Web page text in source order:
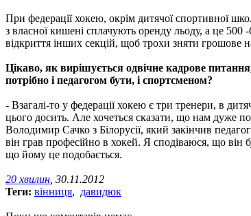
При федерації хокею, окрім дитячої спортивної
з власної кишені сплачують оренду льоду, а це
відкриття інших секцій, щоб трохи зняти грошове
Цікаво, як вирішується одвічне кадрове
потрібно і педагогом бути, і спортсменом?
- Взагалі-то у федерації хокею є три тренери, в
цього досить. Але хочеться сказати, що нам дуже
Володимир Сачко з Білорусії, який закінчив
він грав професійно в хокей. Я сподіваюся, що він
що йому це подобається.
20 хвилин , 30.11.2012
Теги: вінниця, давидюк